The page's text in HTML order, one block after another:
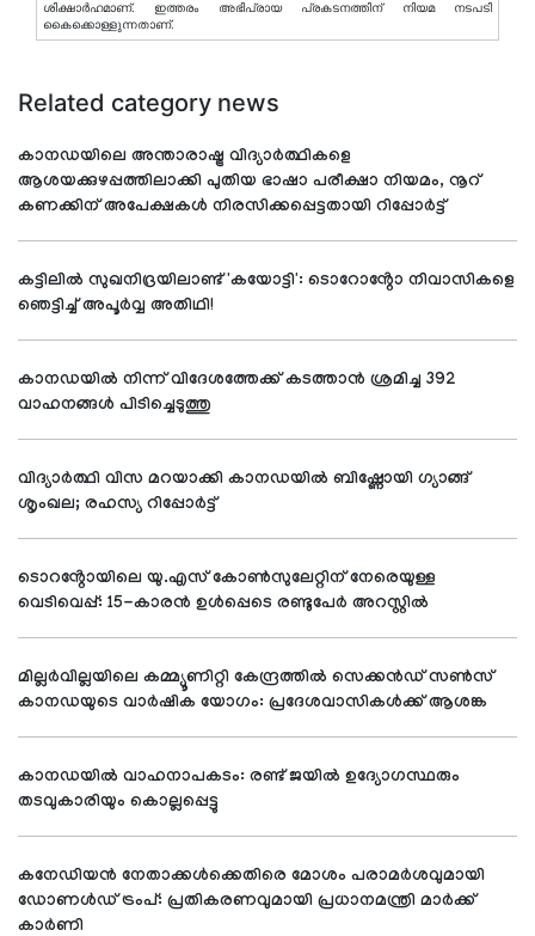
ശിക്ഷാര്‍ഹമാണ്. ഇത്തരം അഭിപ്രായ പ്രകടനത്തിന് നിയമ നടപടി
കൈക്കൊള്ളുന്നതാണ്.
Related category news
കാനഡയിലെ അന്താരാഷ്ട്ര വിദ്യാർത്ഥികളെ
ആശയക്കുഴപ്പത്തിലാക്കി പുതിയ ഭാഷാ പരീക്ഷാ നിയമം, നൂറ്
കണക്കിന് അപേക്ഷകൾ നിരസിക്കപ്പെട്ടതായി റിപ്പോർട്ട്
കട്ടിലിൽ സുഖനിദ്രയിലാണ്ട് 'കയോട്ടി': ടൊറോൻ്റോ നിവാസികളെ
ഞെട്ടിച്ച് അപൂർവ്വ അതിഥി!
കാനഡയിൽ നിന്ന് വിദേശത്തേക്ക് കടത്താൻ ശ്രമിച്ച 392
വാഹനങ്ങൾ പിടിച്ചെടുത്തു
വിദ്യാര്‍ത്ഥി വിസ മറയാക്കി കാനഡയില്‍ ബിഷ്ണോയി ഗ്യാങ്ങ്
ശൃംഖല; രഹസ്യ റിപ്പോര്‍ട്ട്
ടൊറൻ്റോയിലെ യു.എസ് കോൺസുലേറ്റിന് നേരെയുള്ള
വെടിവെപ്പ്: 15-കാരൻ ഉൾപ്പെടെ രണ്ടുപേർ അറസ്റ്റിൽ
മില്ലർവില്ലയിലെ കമ്മ്യൂണിറ്റി കേന്ദ്രത്തിൽ സെക്കൻഡ് സൺസ്
കാനഡയുടെ വാർഷിക യോഗം: പ്രദേശവാസികൾക്ക് ആശങ്ക
കാനഡയിൽ വാഹനാപകടം: രണ്ട് ജയിൽ ഉദ്യോഗസ്ഥരും
തടവുകാരിയും കൊല്ലപ്പെട്ടു
കനേഡിയൻ നേതാക്കൾക്കെതിരെ മോശം പരാമർശവുമായി
ഡോണൾഡ് ട്രംപ്: പ്രതികരണവുമായി പ്രധാനമന്ത്രി മാർക്ക്
കാർണി